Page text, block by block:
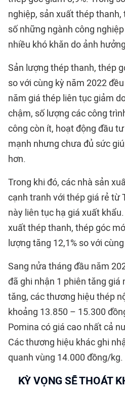
nghiệp, sản xuất thép
số những ngành công
nhiều khó khăn do ảnh
Sản lượng thép thanh, thép
so với cùng kỳ năm 2022
năm giá thép liên tục giảm
chậm, số lượng các công
công còn ít, hoạt động đầu
mạnh nhưng chưa đủ sức
hơn.
Trong khi đó, các nhà sản
cạnh tranh với thép giá rẻ từ
này liên tục hạ giá xuất
xuất thép thanh, thép góc
lượng tăng 12,1% so với
Sang nửa tháng đầu năm
đã ghi nhận 1 phiên tăng giá
tăng, các thương hiệu thép
khoảng 13.850 – 15.300
Pomina có giá cao nhất cả
Các thương hiệu khác ghi
quanh vùng 14.000 đồng/kg.
KỲ VỌNG SẼ THOÁT